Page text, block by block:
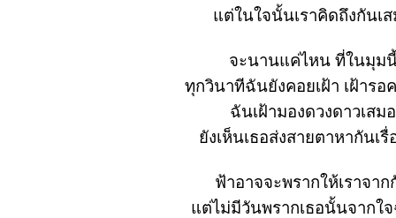
ต่ในใจนั้นเราคิดถึงกันเ
จะนานแค่ไหน ที่ในมุม
ทุกวินาทีฉันยังคอยเฝ้า เฝ้ารอ
ฉันเฝ้ามองดวงดาวเสมอ
งเห็นเธอส่งสายตาหากันเรื่
ฟ้าอาจจะพรากให้เราจาก
ต่ไม่มีวันพรากเธอนั้นจากใ